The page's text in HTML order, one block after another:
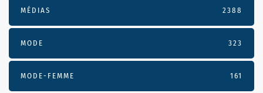
MÉDIAS 2388
MODE 323
MODE-FEMME 161